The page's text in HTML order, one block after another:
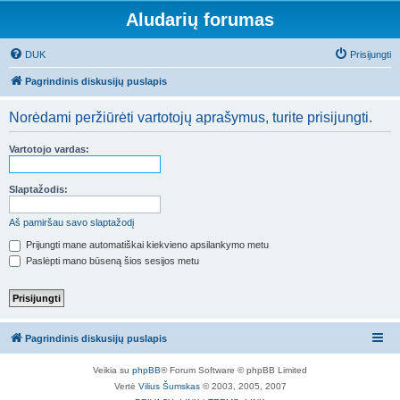
Aludarių forumas
DUK Prisijungti
Pagrindinis diskusijų puslapis
Norėdami peržiūrėti vartotojų aprašymus, turite prisijungti.
Vartotojo vardas:
Slaptažodis:
Aš pamiršau savo slaptažodį
Prijungti mane automatiškai kiekvieno apsilankymo metu
Paslėpti mano būseną šios sesijos metu
Pagrindinis diskusijų puslapis
Veikia su phpBB® Forum Software © phpBB Limited
Vertė Vilius Šumskas© 2003, 2005, 2007